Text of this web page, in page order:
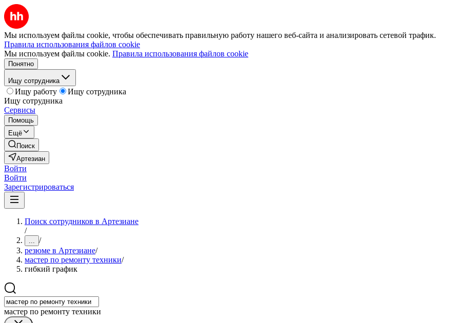
Мы используем файлы cookie, чтобы обеспечивать правильную работу нашего веб-сайта и анализировать сетевой трафик.
Правила использования файлов cookie
Мы используем файлы cookie. Правила использования файлов cookie
Понятно
Ищу сотрудника
Ищу работу
Ищу сотрудника
Ищу сотрудника
Сервисы
Помощь
Ещё
Поиск
Артезиан
Войти
Войти
Зарегистрироваться
Поиск сотрудников в Артезиане
/
... /
резюме в Артезиане/
мастер по ремонту техники/
гибкий график
мастер по ремонту техники